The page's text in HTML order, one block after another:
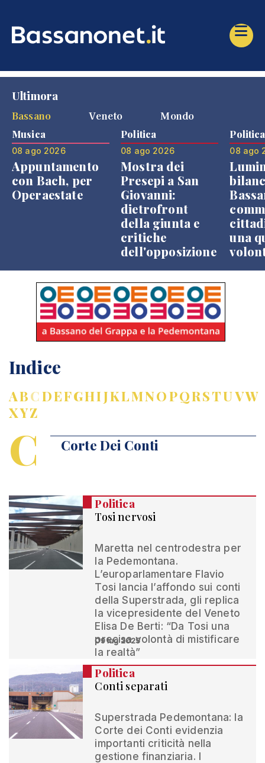
Ultimora
Bassano
Veneto Mondo
Musica
08 ago 2026
Appuntamento
con Bach, per
Operaestate
Politica
08 ago 2026
Mostra dei
Presepi a San
Giovanni:
dietrofront
della giunta e
critiche
dell'opposizione
Politica
08 ago
una
Indice
ABCDEFGHIJKLMNOPQRSTUVW
XYZ
C Corte Dei Conti
Politica
Tosi nervosi
Maretta nel centrodestra per
la Pedemontana.
L’europarlamentare Flavio
Tosi lancia l’affondo sui conti
della Superstrada, gli replica
la vicepresidente del Veneto
Elisa De Berti: “Da Tosi una
precisa volontà di mistificare
la realtà”
09 lug 2025
Politica
Conti separati
Superstrada Pedemontana: la
Corte dei Conti evidenzia
importanti criticità nella
gestione finanziaria. I